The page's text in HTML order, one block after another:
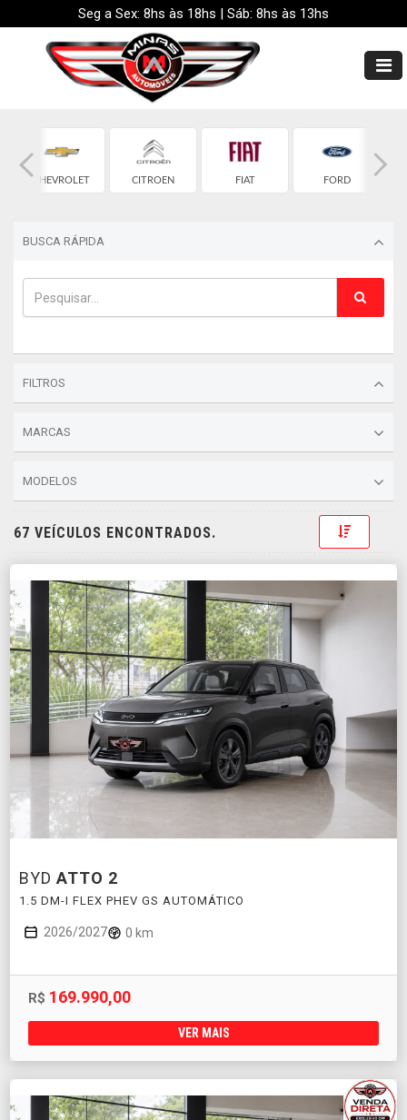
Seg a Sex: 8hs às 18hs | Sáb: 8hs às 13hs
CHEVROLET CITROEN FIAT FORD
BUSCA RÁPIDA
FILTROS
MARCAS
MODELOS
67 VEÍCULOS ENCONTRADOS. Toggle
BYD ATTO 2
1.5 DM-I FLEX PHEV GS AUTOMÁTICO
2026/2027 0 km
R$ 169.990,00
VER MAIS